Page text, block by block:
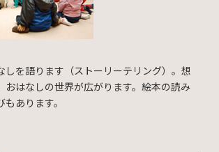
しを語ります（ストーリーテリング）。想
おはなしの世界が広がります。絵本の読み
あります。